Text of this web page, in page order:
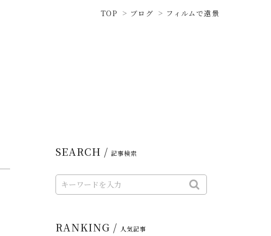
TOP ブログ フィルムで遠景
SEARCH / 記事検索
RANKING / 人気記事